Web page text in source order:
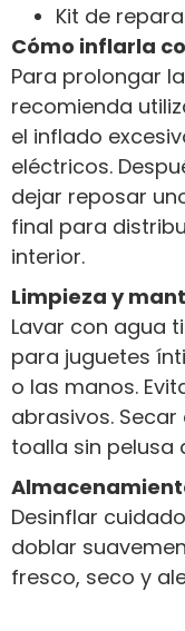
Kit de
Cómo inflarla
Para prolongar
recomienda
el inflado
eléctricos.
dejar reposar
final para
interior.
Limpieza y
Lavar con agua
para juguetes
o las manos.
abrasivos.
toalla sin pelusa
Desinflar
doblar
fresco, seco y